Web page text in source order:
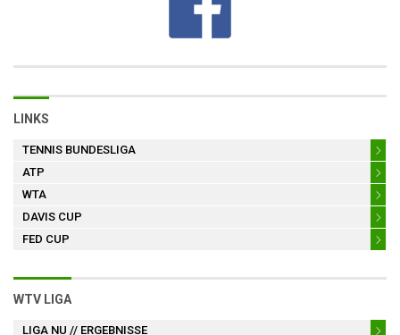
LINKS
TENNIS BUNDESLIGA
ATP
WTA
DAVIS CUP
FED CUP
WTV LIGA
LIGA NU // ERGEBNISSE